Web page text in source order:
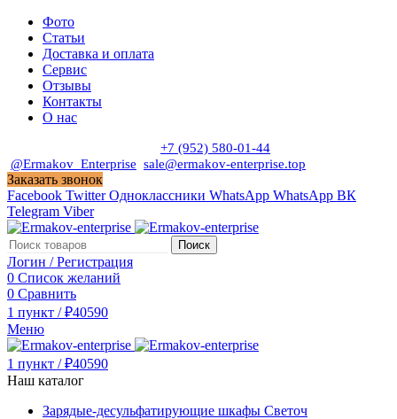
Фото
Статьи
Доставка и оплата
Сервис
Отзывы
Контакты
О нас
+7 (952) 580-01-44
@Ermakov_Enterprise sale@ermakov-enterprise.top
Заказать звонок
Facebook Twitter Одноклассники WhatsApp WhatsApp ВК
Telegram Viber
Поиск
Логин / Регистрация
0 Список желаний
0 Сравнить
1 пункт / ₽40590
Меню
1 пункт / ₽40590
Наш каталог
Зарядые-десульфатирующие шкафы Светоч